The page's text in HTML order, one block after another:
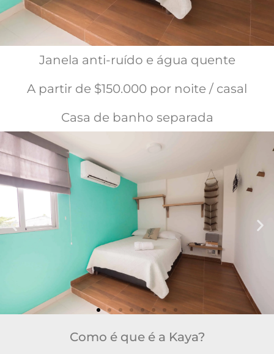
Janela anti-ruído e água quente
A partir de $150.000 por noite / casal
Casa de banho separada
Como é que é a Kaya?